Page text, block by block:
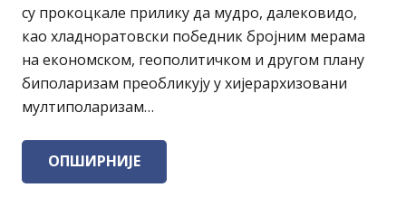
су прокоцкале прилику да мудро, далековидо,
као хладноратовски победник бројним мерама
на економском, геополитичком и другом плану
биполаризам преобликују у хијерархизовани
мултиполаризам…
ОПШИРНИЈЕ